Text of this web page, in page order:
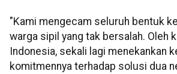
"Kami mengecam seluruh bentuk
warga sipil yang tak bersalah. Oleh
Indonesia, sekali lagi menekankan
komitmennya terhadap solusi dua